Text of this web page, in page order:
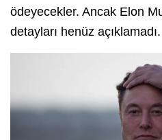
ödeyecekler. Ancak Elon
detayları henüz açıklamadı.